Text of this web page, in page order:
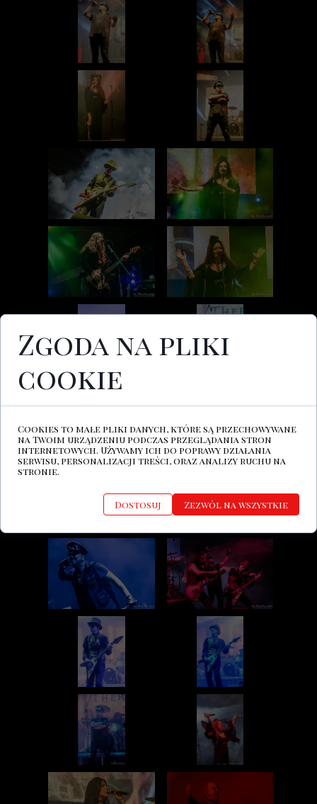
Zgoda na pliki
cookie
Cookies to małe pliki danych, które są przechowywane
na Twoim urządzeniu podczas przeglądania stron
internetowych. Używamy ich do poprawy działania
serwisu, personalizacji treści, oraz analizy ruchu na
stronie.
Dostosuj Zezwól na wszystkie